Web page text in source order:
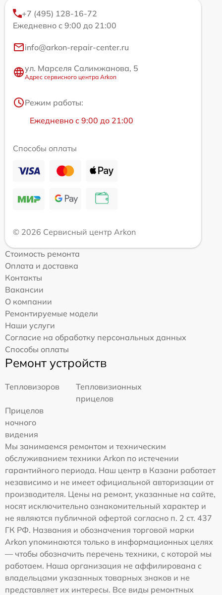
+7 (495) 128-16-72
Ежедневно с 9:00 до 21:00
info@arkon-repair-center.ru
ул. Марселя Салимжанова, 5
Адрес сервисного центра Arkon
Режим работы:
Ежедневно с 9:00 до 21:00
Способы оплаты
© 2026 Сервисный центр Arkon
Стоимость ремонта
Оплата и доставка
Контакты
Вакансии
О компании
Ремонтируемые модели
Наши услуги
Согласие на обработку персональных данных
Способы оплаты
Ремонт устройств
Тепловизоров
Тепловизионных
прицелов
Прицелов
ночного
видения
Мы занимаемся ремонтом и техническим
обслуживанием техники Arkon по истечении
гарантийного периода. Наш центр в Казани работает
независимо и не имеет официальной авторизации от
производителя. Цены на ремонт, указанные на сайте,
носят исключительно ознакомительный характер и
не являются публичной офертой согласно п. 2 ст. 437
ГК РФ. Названия и обозначения торговой марки
Arkon упоминаются только в информационных целях
— чтобы обозначить перечень техники, с которой мы
работаем. Наша организация не аффилирована с
владельцами указанных товарных знаков и не
представляет их интересы. Все виды ремонтных